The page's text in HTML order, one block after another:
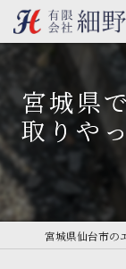
宮城県
取りや